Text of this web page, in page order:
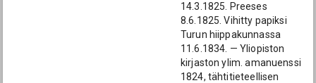
14.3.1825. Preeses
8.6.1825. Vihitty papiksi
Turun hiippakunnassa
11.6.1834. — Yliopiston
kirjaston ylim. amanuenssi
1824, tähtitieteellisen